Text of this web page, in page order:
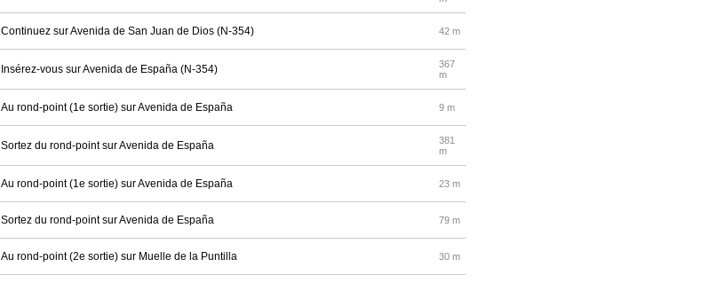
Continuez sur Avenida de San Juan de Dios (N-354) 42 m
Insérez-vous sur Avenida de España (N-354)
367
m
Au rond-point (1e sortie) sur Avenida de España 9 m
Sortez du rond-point sur Avenida de España
381
m
Au rond-point (1e sortie) sur Avenida de España 23 m
Sortez du rond-point sur Avenida de España 79 m
Au rond-point (2e sortie) sur Muelle de la Puntilla 30 m